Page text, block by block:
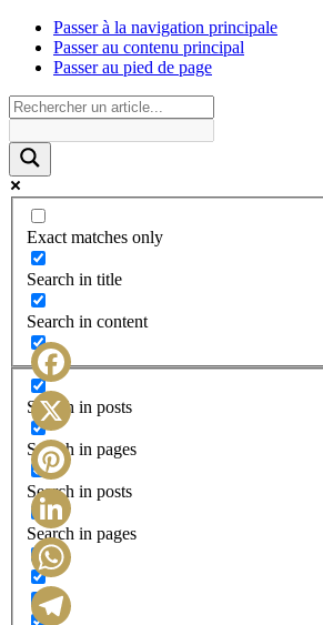
Passer à la navigation principale
Passer au contenu principal
Passer au pied de page
Exact matches only
Search in title
Search in content
Search in posts
Search in pages
Search in posts
Search in pages
Facebook
X
Pinterest
LinkedIn
WhatsApp